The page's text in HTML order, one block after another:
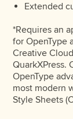
Extended
*Requires an
for OpenType
Creative
QuarkXPress.
OpenType
most modern
Style Sheets